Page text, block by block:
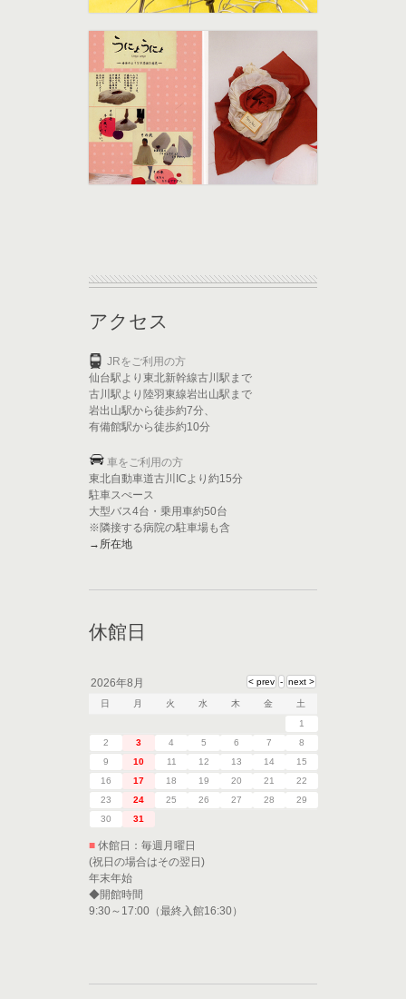
第1回 １０００の小箱展
アクセス
JRをご利用の方
仙台駅より東北新幹線古川駅まで
古川駅より陸羽東線岩出山駅まで
岩出山駅から徒歩約7分、
有備館駅から徒歩約10分
車をご利用の方
東北自動車道古川ICより約15分
駐車スぺース
大型バス4台・乗用車約50台
※隣接する病院の駐車場も含
→所在地
休館日
2026年8月
日 月 火 水 木 金
土
1
2
3 4 5 6 7
8
9
10 11 12 13 14
15
16
17 18 19 20 21
22
23
24 25 26 27 28
29
30
31
■ 休館日：毎週月曜日
(祝日の場合はその翌日)
年末年始
◆開館時間
9:30～17:00（最終入館16:30）